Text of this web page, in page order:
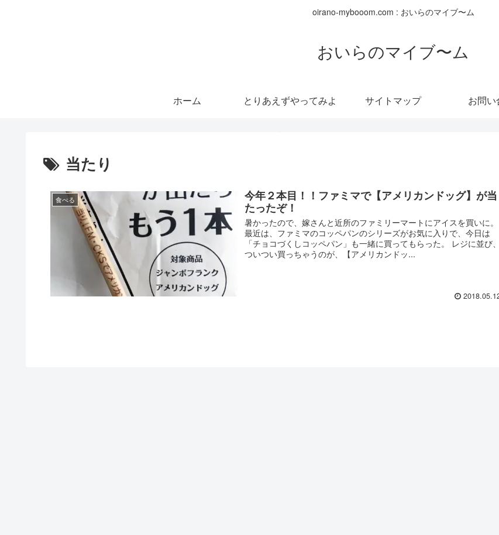
oirano-mybooom.com : おいらのマイブ〜ム
おいらのマイブ〜ム
ホーム とりあえずやってみよ
う！！
サイトマップ お問
当たり
食べる
今年２本目！！ファミマで【アメリカンドッグ】が当
たったぞ！
暑かったので、嫁さんと近所のファミリーマートにアイスを買いに。
最近は、ファミマのコッペパンのシリーズがお気に入りで、今日は
「チョコづくしコッペパン」も一緒に買ってもらった。 レジに並び、
ついつい買っちゃうのが、【アメリカンドッ...